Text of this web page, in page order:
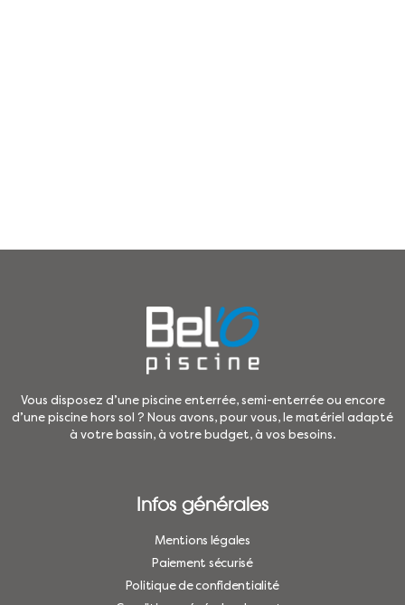
Vous disposez d’une piscine enterrée, semi-enterrée ou encore
d’une piscine hors sol ? Nous avons, pour vous, le matériel adapté
à votre bassin, à votre budget, à vos besoins.
Infos générales
Mentions légales
Paiement sécurisé
Politique de confidentialité